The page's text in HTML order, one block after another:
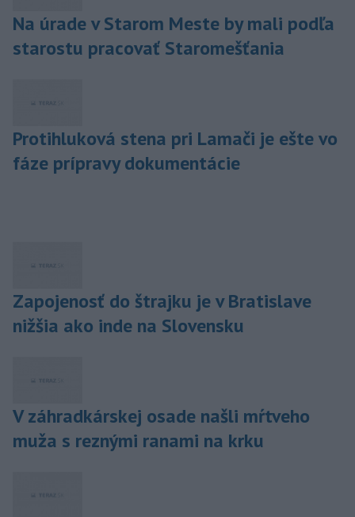
Na úrade v Starom Meste by mali podľa
starostu pracovať Staromešťania
Protihluková stena pri Lamači je ešte vo
fáze prípravy dokumentácie
Zapojenosť do štrajku je v Bratislave
nižšia ako inde na Slovensku
V záhradkárskej osade našli mŕtveho
muža s reznými ranami na krku